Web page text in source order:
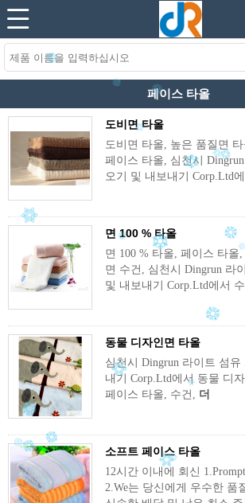
페이스 타올
도비면 타올
도비면 타올, 높은 품질면
페이스 타올, 심천시
오기 및 내보내기 Corp.Ltd
면 100 % 타올
면 100 % 타올, 페이스 타올
면 수건, 심천시 Dingrun 라
및 내보내기 Corp.Ltd에서
동물 디자인면 타올
심천시 Dingrun 라이트 섬
내기 Corp.Ltd에서 동물 디
페이스 타올, 수건, 더
소프트 페이스 타올
12시간 이내에 회신
2.We는 당신에게 우수한 품